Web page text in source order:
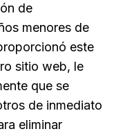
de
menores de
este
sitio web, le
que se
de inmediato
eliminar